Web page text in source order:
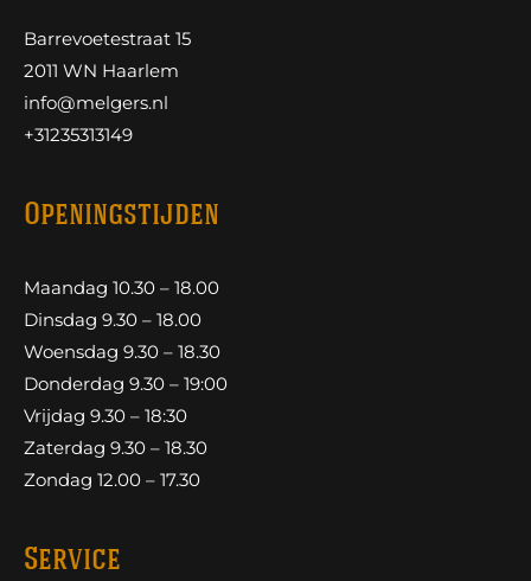
Barrevoetestraat 15
2011 WN Haarlem
info@melgers.nl
+31235313149
Openingstijden
Maandag 10.30 – 18.00
Dinsdag 9.30 – 18.00
Woensdag 9.30 – 18.30
Donderdag 9.30 – 19:00
Vrijdag 9.30 – 18:30
Zaterdag 9.30 – 18.30
Zondag 12.00 – 17.30
Service